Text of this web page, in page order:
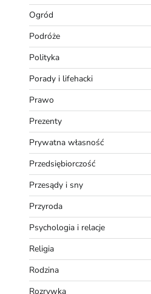
Ogród
Podróże
Polityka
Porady i lifehacki
Prawo
Prezenty
Prywatna własność
Przedsiębiorczość
Przesądy i sny
Przyroda
Psychologia i relacje
Religia
Rodzina
Rozrywka